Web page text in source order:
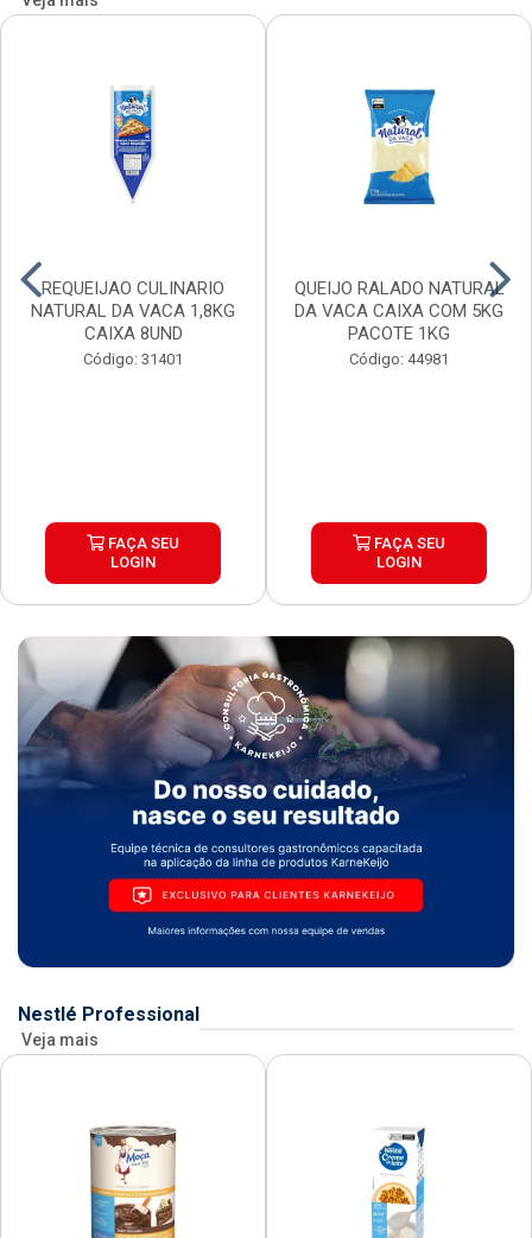
REQUEIJAO CULINARIO
NATURAL DA VACA 1,8KG
CAIXA 8UND
Código: 31401
FAÇA SEU
LOGIN
QUEIJO RALADO NATURAL
DA VACA CAIXA COM 5KG
PACOTE 1KG
Código: 44981
FAÇA SEU
LOGIN
Nestlé Professional
Veja mais